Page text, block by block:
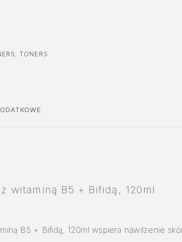
TONERS
witaminą B5 + Bifidą, 120ml
B5 + Bifidą, 120ml wspiera nawilżenie